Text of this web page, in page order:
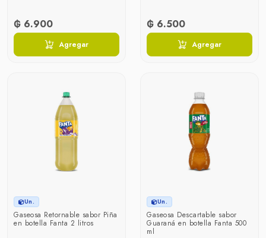
₲ 6.900
Agregar
₲ 6.500
Agregar
Un.
Gaseosa Retornable sabor Piña
en botella Fanta 2 litros
Un.
Gaseosa Descartable sabor
Guaraná en botella Fanta 500
ml